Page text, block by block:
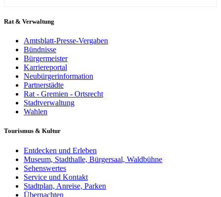
Rat & Verwaltung
Amtsblatt-Presse-Vergaben
Bündnisse
Bürgermeister
Karriereportal
Neubürgerinformation
Partnerstädte
Rat - Gremien - Ortsrecht
Stadtverwaltung
Wahlen
Tourismus & Kultur
Entdecken und Erleben
Museum, Stadthalle, Bürgersaal, Waldbühne
Sehenswertes
Service und Kontakt
Stadtplan, Anreise, Parken
Übernachten